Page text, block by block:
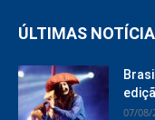
ÚLTIMAS
07/08/